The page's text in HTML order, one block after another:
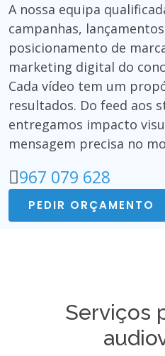
A nossa equipa
campanhas,
posicionamento de
marketing digital do
Cada vídeo tem um
resultados. Do feed aos
entregamos impacto
mensagem precisa no
967 079 628
PEDIR ORÇAMENTO
Serviços